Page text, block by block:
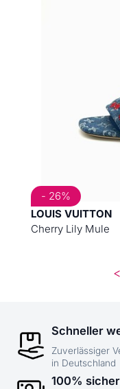
LOUIS VUITTON
Cherry Lily Mule
- 26%
<
Schneller
Zuverlässiger
in Deutschland
100%